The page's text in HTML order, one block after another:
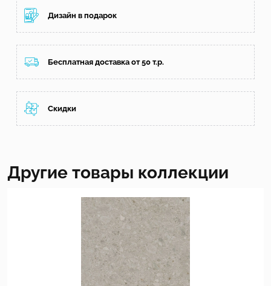
Дизайн в подарок
Бесплатная доставка от 50 т.р.
Скидки
Другие товары коллекции